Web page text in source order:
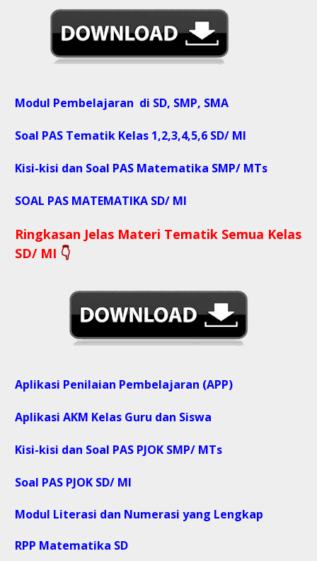
Modul Pembelajaran di SD, SMP, SMA
Soal PAS Tematik Kelas 1,2,3,4,5,6 SD/ MI
Kisi-kisi dan Soal PAS Matematika SMP/ MTs
SOAL PAS MATEMATIKA SD/ MI
Ringkasan Jelas Materi Tematik Semua Kelas
SD/ MI 👇
Aplikasi Penilaian Pembelajaran (APP)
Aplikasi AKM Kelas Guru dan Siswa
Kisi-kisi dan Soal PAS PJOK SMP/ MTs
Soal PAS PJOK SD/ MI
Modul Literasi dan Numerasi yang Lengkap
RPP Matematika SD